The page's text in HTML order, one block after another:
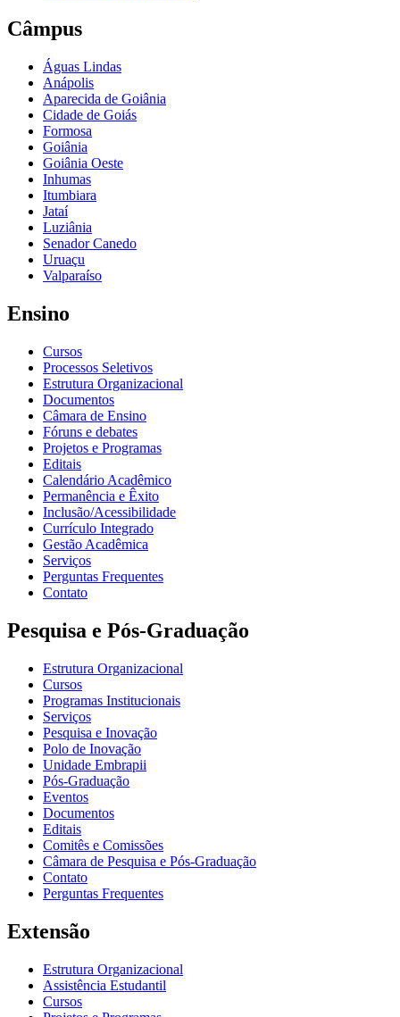
Câmpus
Águas Lindas
Anápolis
Aparecida de Goiânia
Cidade de Goiás
Formosa
Goiânia
Goiânia Oeste
Inhumas
Itumbiara
Jataí
Luziânia
Senador Canedo
Uruaçu
Valparaíso
Ensino
Cursos
Processos Seletivos
Estrutura Organizacional
Documentos
Câmara de Ensino
Fóruns e debates
Projetos e Programas
Editais
Calendário Acadêmico
Permanência e Êxito
Inclusão/Acessibilidade
Currículo Integrado
Gestão Acadêmica
Serviços
Perguntas Frequentes
Contato
Pesquisa e Pós-Graduação
Estrutura Organizacional
Cursos
Programas Institucionais
Serviços
Pesquisa e Inovação
Polo de Inovação
Unidade Embrapii
Pós-Graduação
Eventos
Documentos
Editais
Comitês e Comissões
Câmara de Pesquisa e Pós-Graduação
Contato
Perguntas Frequentes
Extensão
Estrutura Organizacional
Assistência Estudantil
Cursos